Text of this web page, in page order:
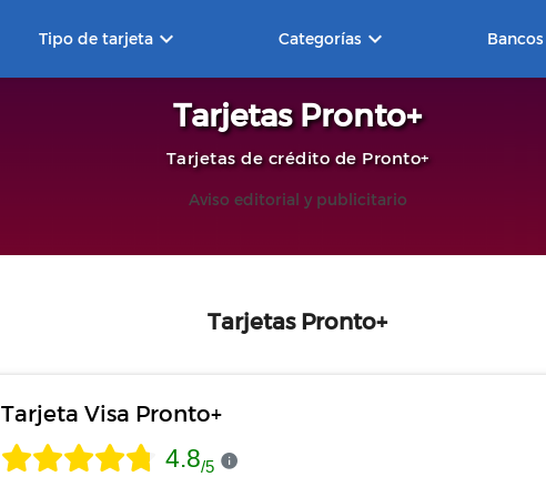
Tipo de tarjeta keyboard_arrow_down Categorías keyboard_arrow_down
Tarjetas Pronto+
Tarjetas de crédito de Pronto+
Aviso editorial y publicitario
Tarjetas Pronto+
Tarjeta Visa Pronto+
4.8/5